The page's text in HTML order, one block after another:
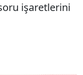
işaretlerini